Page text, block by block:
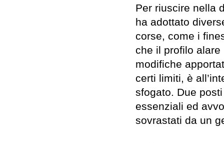
Per riuscire nella
ha adottato
corse, come i
che il profilo
modifiche
certi limiti, è
sfogato. Due
essenziali ed
sovrastati da un